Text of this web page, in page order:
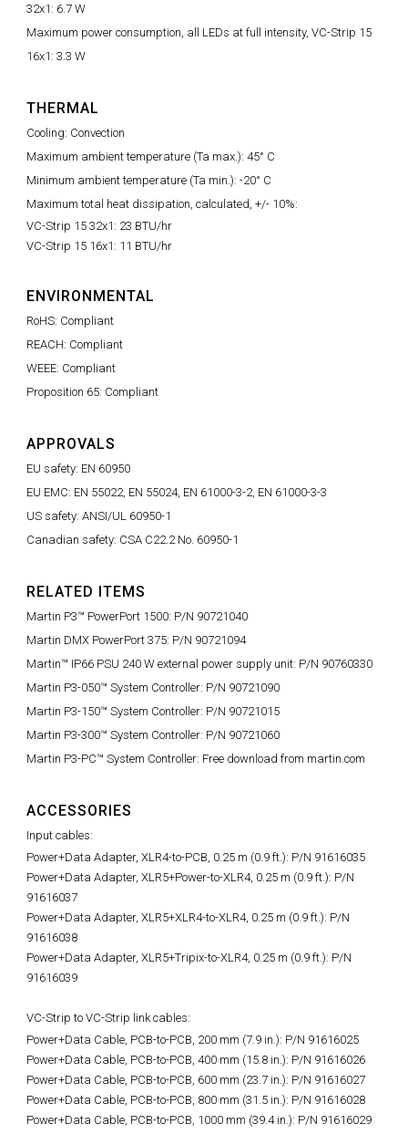
32x1: 6.7 W
Maximum power consumption, all LEDs at full intensity, VC-Strip 15
16x1: 3.3 W
THERMAL
Cooling: Convection
Maximum ambient temperature (Ta max.): 45° C
Minimum ambient temperature (Ta min.): -20° C
Maximum total heat dissipation, calculated, +/- 10%:
VC-Strip 15 32x1: 23 BTU/hr
VC-Strip 15 16x1: 11 BTU/hr
ENVIRONMENTAL
RoHS: Compliant
REACH: Compliant
WEEE: Compliant
Proposition 65: Compliant
APPROVALS
EU safety: EN 60950
EU EMC: EN 55022, EN 55024, EN 61000-3-2, EN 61000-3-3
US safety: ANSI/UL 60950-1
Canadian safety: CSA C22.2 No. 60950-1
RELATED ITEMS
Martin P3™ PowerPort 1500: P/N 90721040
Martin DMX PowerPort 375: P/N 90721094
Martin™ IP66 PSU 240 W external power supply unit: P/N 90760330
Martin P3-050™ System Controller: P/N 90721090
Martin P3-150™ System Controller: P/N 90721015
Martin P3-300™ System Controller: P/N 90721060
Martin P3-PC™ System Controller: Free download from martin.com
ACCESSORIES
Input cables:
Power+Data Adapter, XLR4-to-PCB, 0.25 m (0.9 ft.): P/N 91616035
Power+Data Adapter, XLR5+Power-to-XLR4, 0.25 m (0.9 ft.): P/N
91616037
Power+Data Adapter, XLR5+XLR4-to-XLR4, 0.25 m (0.9 ft.): P/N
91616038
Power+Data Adapter, XLR5+Tripix-to-XLR4, 0.25 m (0.9 ft.): P/N
91616039
VC-Strip to VC-Strip link cables:
Power+Data Cable, PCB-to-PCB, 200 mm (7.9 in.): P/N 91616025
Power+Data Cable, PCB-to-PCB, 400 mm (15.8 in.): P/N 91616026
Power+Data Cable, PCB-to-PCB, 600 mm (23.7 in.): P/N 91616027
Power+Data Cable, PCB-to-PCB, 800 mm (31.5 in.): P/N 91616028
Power+Data Cable, PCB-to-PCB, 1000 mm (39.4 in.): P/N 91616029